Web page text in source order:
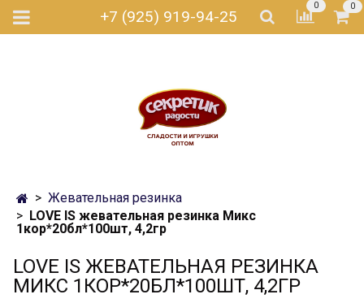
+7 (925) 919-94-25
0 0
Жевательная резинка
LOVE IS жевательная резинка Микс
1кор*20бл*100шт, 4,2гр
LOVE IS ЖЕВАТЕЛЬНАЯ РЕЗИНКА
МИКС 1КОР*20БЛ*100ШТ, 4,2ГР